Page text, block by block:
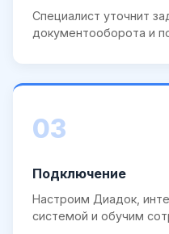
Специалист уточнит
документооборота и
03
Подключение
Настроим Диадок,
системой и обучим